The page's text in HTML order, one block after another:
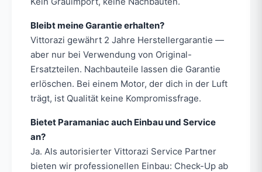
Bleibt meine Garantie erhalten?
Vittorazi gewährt 2 Jahre Herstellergarantie —
aber nur bei Verwendung von Original-
Ersatzteilen. Nachbauteile lassen die Garantie
erlöschen. Bei einem Motor, der dich in der Luft
trägt, ist Qualität keine Kompromissfrage.
Bietet Paramaniac auch Einbau und Service
an?
Ja. Als autorisierter Vittorazi Service Partner
bieten wir professionellen Einbau: Check-Up ab